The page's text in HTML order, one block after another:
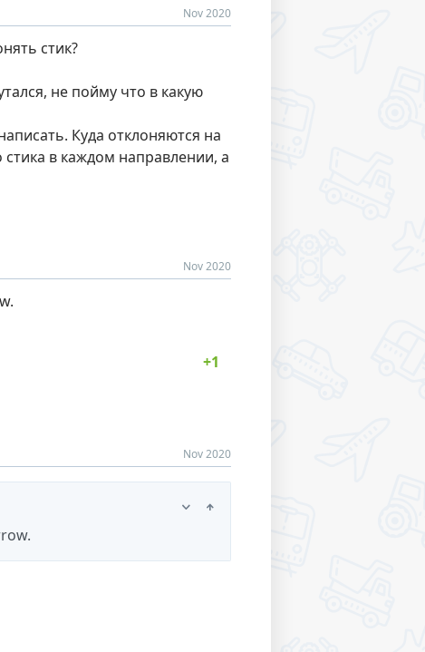
Nov 2020
стик?
не пойму что в какую
Куда отклоняются на
в каждом направлении, а
Nov 2020
Nov 2020